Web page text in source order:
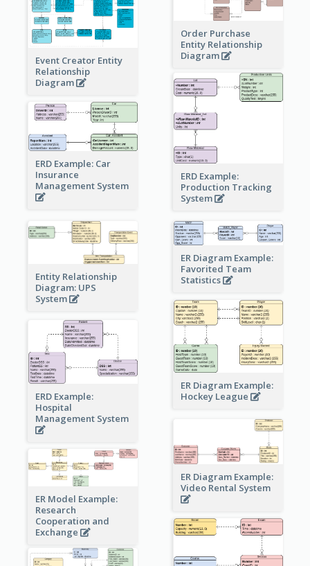
Order Purchase
Entity Relationship
Diagram
Event Creator Entity
Relationship
Diagram
ERD Example:
Production Tracking
System
ERD Example: Car
Insurance
Management System
Entity Relationship
Diagram: UPS
System
ER Diagram Example:
Favorited Team
Statistics
ER Diagram Example:
Hockey League
ERD Example:
Hospital
Management System
ER Diagram Example:
Video Rental System
ER Model Example:
Research
Cooperation and
Exchange